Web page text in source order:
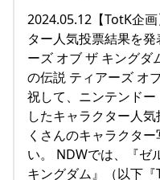
2024.05.12【TotK企
ター人気投票結果を
ーズ オブ ザ キングダ
の伝説 ティアーズ オ
祝して、ニンテンド
したキャラクター人
くさんのキャラクタ
い。 NDWでは、『ゼ
キングダム』（以下